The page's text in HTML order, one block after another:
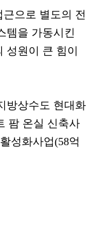
으로 별도의 전
템을 가동시킨
원이 큰 힘이
방상수도 현대화
팜 온실 신축사
성화사업(58억